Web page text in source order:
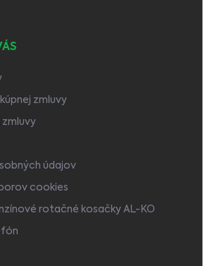
zmluvy
zmluvy
údajov
cookies
rotačné kosačky AL-KO